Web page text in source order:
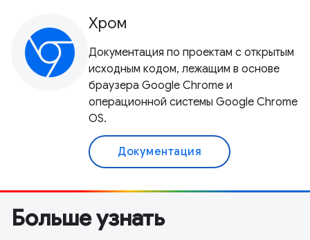
Хром
Документация по проектам с открытым
исходным кодом, лежащим в основе
браузера Google Chrome и
операционной системы Google Chrome
OS.
Документация
Больше узнать